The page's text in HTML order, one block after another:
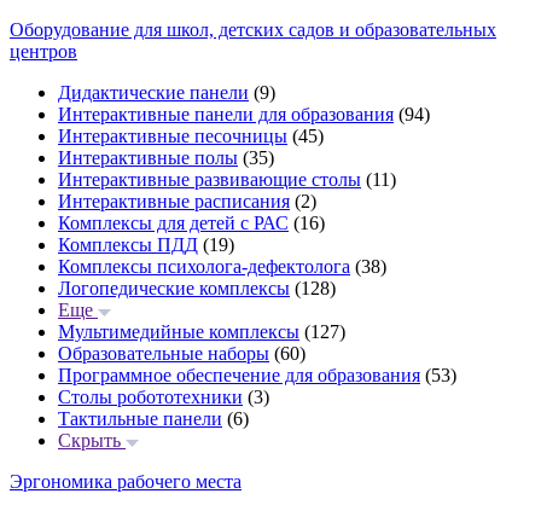
Оборудование для школ, детских садов и образовательных
центров
Дидактические панели (9)
Интерактивные панели для образования (94)
Интерактивные песочницы (45)
Интерактивные полы (35)
Интерактивные развивающие столы (11)
Интерактивные расписания (2)
Комплексы для детей с РАС (16)
Комплексы ПДД (19)
Комплексы психолога-дефектолога (38)
Логопедические комплексы (128)
Еще
Мультимедийные комплексы (127)
Образовательные наборы (60)
Программное обеспечение для образования (53)
Столы робототехники (3)
Тактильные панели (6)
Скрыть
Эргономика рабочего места